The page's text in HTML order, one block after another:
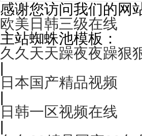
感谢您访问我们的网
欧美日韩三级在线
主站蜘蛛池模板：
久久天天躁夜夜躁狠
|
日本国产精品视频
|
日韩一区视频在线
|